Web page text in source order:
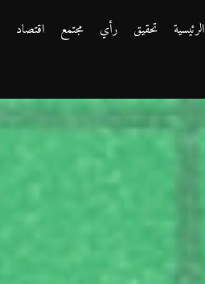
الرئيسية تحقيق رأي مجتمع اقتصاد